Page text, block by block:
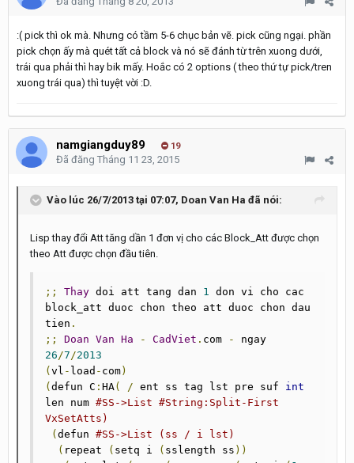
:( pick thì ok mà. Nhưng có tầm 5-6 chục bản vẽ. pick cũng ngại. phần
pick chọn ấy mà quét tất cả block và nó sẽ đánh từ trên xuong dưới,
trái qua phải thì hay bik mấy. Hoắc có 2 options ( theo thứ tự pick/tren
xuong trái qua) thì tuyệt vời :D.
namgiangduy89 19
Đã đăng Tháng 11 23, 2015
Vào lúc 26/7/2013 tại 07:07, Doan Van Ha đã nói:
Lisp thay đổi Att tăng dần 1 đơn vị cho các Block_Att được chọn
theo Att được chọn đầu tiên.
;; Thay doi att tang dan 1 don vi cho cac
block_att duoc chon theo att duoc chon dau
tien .
;;
Doan Van Ha - CadViet . com -
26/7/2013
( vl - load - com)
( defun C : HA( / ent ss tag lst pre suf int
len num #SS->List #String:Split-First
VxSetAtts)
( defun #SS->List (ss / i lst)
( repeat ( setq i ( sslength ss ))